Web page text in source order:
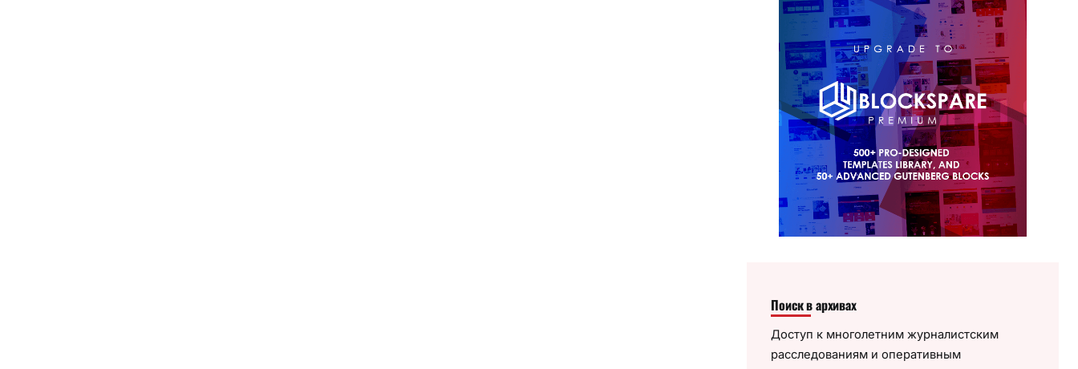
Поиск в архивах
Доступ к многолетним журналистским
расследованиям и оперативным